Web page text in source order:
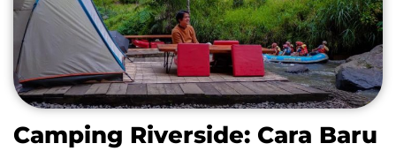
Camping Riverside: Cara Baru